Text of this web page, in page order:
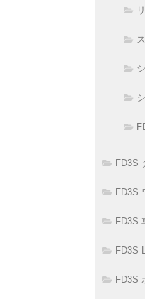
FD3S
FD3S
FD3S
FD3S
FD3S